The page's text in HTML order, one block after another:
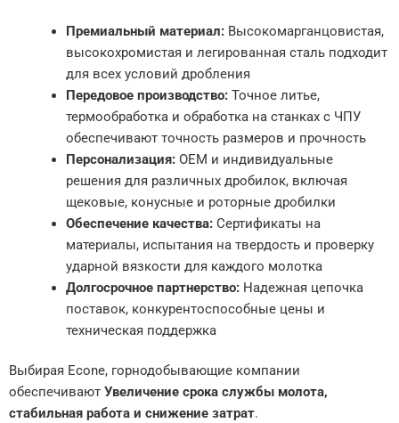
Премиальный материал:Высокомарганцовистая,
высокохромистая и легированная сталь подходит
для всех условий дробления
Передовое производство:Точное литье,
термообработка и обработка на станках с ЧПУ
обеспечивают точность размеров и прочность
Персонализация:OEM и индивидуальные
решения для различных дробилок, включая
щековые, конусные и роторные дробилки
Обеспечение качества:Сертификаты на
материалы, испытания на твердость и проверку
ударной вязкости для каждого молотка
Долгосрочное партнерство:Надежная цепочка
поставок, конкурентоспособные цены и
техническая поддержка
Выбирая Econe, горнодобывающие компании
обеспечивают Увеличение срока службы молота,
стабильная работа и снижение затрат.